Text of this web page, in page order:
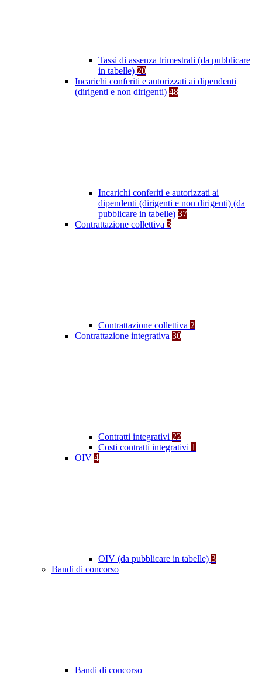
Tassi di assenza trimestrali (da pubblicare
in tabelle) 20
Incarichi conferiti e autorizzati ai dipendenti
(dirigenti e non dirigenti) 48
Incarichi conferiti e autorizzati ai
dipendenti (dirigenti e non dirigenti) (da
pubblicare in tabelle) 37
Contrattazione collettiva 3
Contrattazione collettiva 2
Contrattazione integrativa 30
Contratti integrativi 22
Costi contratti integrativi 1
OIV 4
OIV (da pubblicare in tabelle) 3
Bandi di concorso
Bandi di concorso